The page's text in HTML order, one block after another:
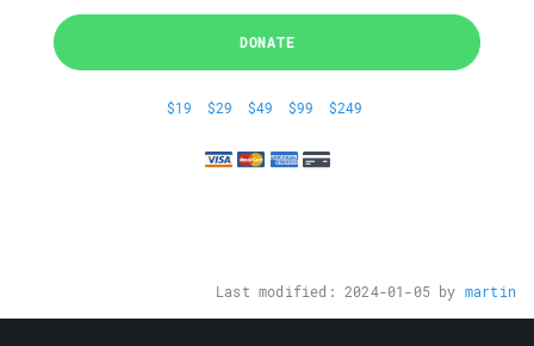
DONATE
$19 $29 $49 $99 $249
Last modified: 2024-01-05by martin